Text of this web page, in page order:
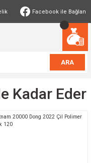
Facebook ile Bağlan
ARA
Kadar Eder